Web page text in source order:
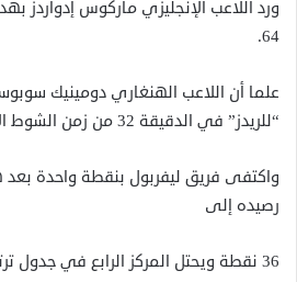
ورد اللاعب الإنجليزي ماركوس إدواردز
64.
علما أن اللاعب الهنغاري دومينيك
“للريدز” في الدقيقة 32 من زمن الشوط الأول على ملعب “أنفيلد.
واكتفى فريق ليفربول بنقطة واحدة بعد
رصيده إلى
36 نقطة ويحتل المركز الرابع في جدول ترتيب الدوري “البريمير ليغ”.